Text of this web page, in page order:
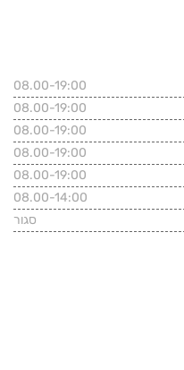
08.00-19:00
08.00-19:00
08.00-19:00
08.00-19:00
08.00-19:00
08.00-14:00
סגור